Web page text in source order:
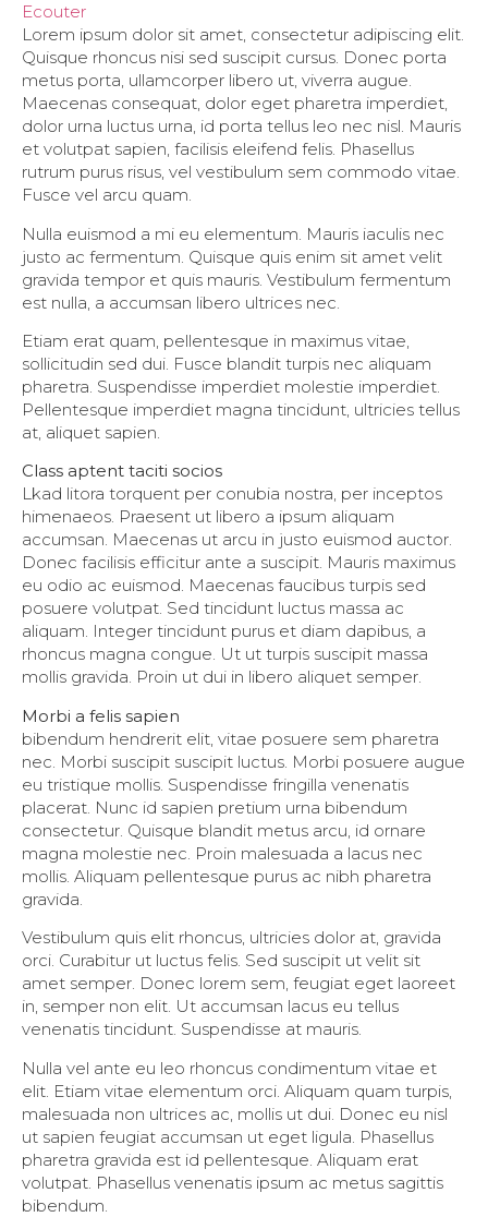
Ecouter
Lorem ipsum dolor sit amet, consectetur adipiscing elit.
Quisque rhoncus nisi sed suscipit cursus. Donec porta
metus porta, ullamcorper libero ut, viverra augue.
Maecenas consequat, dolor eget pharetra imperdiet,
dolor urna luctus urna, id porta tellus leo nec nisl. Mauris
et volutpat sapien, facilisis eleifend felis. Phasellus
rutrum purus risus, vel vestibulum sem commodo vitae.
Fusce vel arcu quam.
Nulla euismod a mi eu elementum. Mauris iaculis nec
justo ac fermentum. Quisque quis enim sit amet velit
gravida tempor et quis mauris. Vestibulum fermentum
est nulla, a accumsan libero ultrices nec.
Etiam erat quam, pellentesque in maximus vitae,
sollicitudin sed dui. Fusce blandit turpis nec aliquam
pharetra. Suspendisse imperdiet molestie imperdiet.
Pellentesque imperdiet magna tincidunt, ultricies tellus
at, aliquet sapien.
Class aptent taciti socios
Lkad litora torquent per conubia nostra, per inceptos
himenaeos. Praesent ut libero a ipsum aliquam
accumsan. Maecenas ut arcu in justo euismod auctor.
Donec facilisis efficitur ante a suscipit. Mauris maximus
eu odio ac euismod. Maecenas faucibus turpis sed
posuere volutpat. Sed tincidunt luctus massa ac
aliquam. Integer tincidunt purus et diam dapibus, a
rhoncus magna congue. Ut ut turpis suscipit massa
mollis gravida. Proin ut dui in libero aliquet semper.
Morbi a felis sapien
bibendum hendrerit elit, vitae posuere sem pharetra
nec. Morbi suscipit suscipit luctus. Morbi posuere augue
eu tristique mollis. Suspendisse fringilla venenatis
placerat. Nunc id sapien pretium urna bibendum
consectetur. Quisque blandit metus arcu, id ornare
magna molestie nec. Proin malesuada a lacus nec
mollis. Aliquam pellentesque purus ac nibh pharetra
gravida.
Vestibulum quis elit rhoncus, ultricies dolor at, gravida
orci. Curabitur ut luctus felis. Sed suscipit ut velit sit
amet semper. Donec lorem sem, feugiat eget laoreet
in, semper non elit. Ut accumsan lacus eu tellus
venenatis tincidunt. Suspendisse at mauris.
Nulla vel ante eu leo rhoncus condimentum vitae et
elit. Etiam vitae elementum orci. Aliquam quam turpis,
malesuada non ultrices ac, mollis ut dui. Donec eu nisl
ut sapien feugiat accumsan ut eget ligula. Phasellus
pharetra gravida est id pellentesque. Aliquam erat
volutpat. Phasellus venenatis ipsum ac metus sagittis
bibendum.